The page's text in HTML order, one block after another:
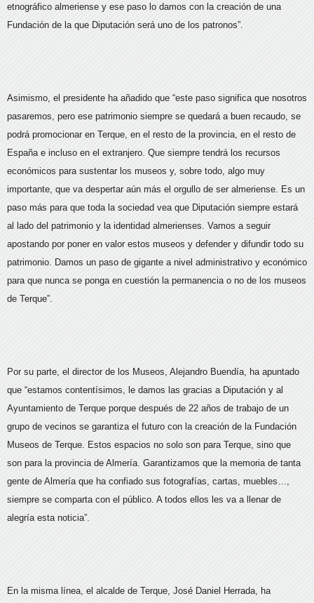
etnográfico almeriense y ese paso lo damos con la creación de una
Fundación de la que Diputación será uno de los patronos”.
Asimismo, el presidente ha añadido que “este paso significa que nosotros
pasaremos, pero ese patrimonio siempre se quedará a buen recaudo, se
podrá promocionar en Terque, en el resto de la provincia, en el resto de
España e incluso en el extranjero. Que siempre tendrá los recursos
económicos para sustentar los museos y, sobre todo, algo muy
importante, que va despertar aún más el orgullo de ser almeriense. Es un
paso más para que toda la sociedad vea que Diputación siempre estará
al lado del patrimonio y la identidad almerienses. Vamos a seguir
apostando por poner en valor estos museos y defender y difundir todo su
patrimonio. Damos un paso de gigante a nivel administrativo y económico
para que nunca se ponga en cuestión la permanencia o no de los museos
de Terque”.
Por su parte, el director de los Museos, Alejandro Buendía, ha apuntado
que “estamos contentísimos, le damos las gracias a Diputación y al
Ayuntamiento de Terque porque después de 22 años de trabajo de un
grupo de vecinos se garantiza el futuro con la creación de la Fundación
Museos de Terque. Estos espacios no solo son para Terque, sino que
son para la provincia de Almería. Garantizamos que la memoria de tanta
gente de Almería que ha confiado sus fotografías, cartas, muebles…,
siempre se comparta con el público. A todos ellos les va a llenar de
alegría esta noticia”.
En la misma línea, el alcalde de Terque, José Daniel Herrada, ha